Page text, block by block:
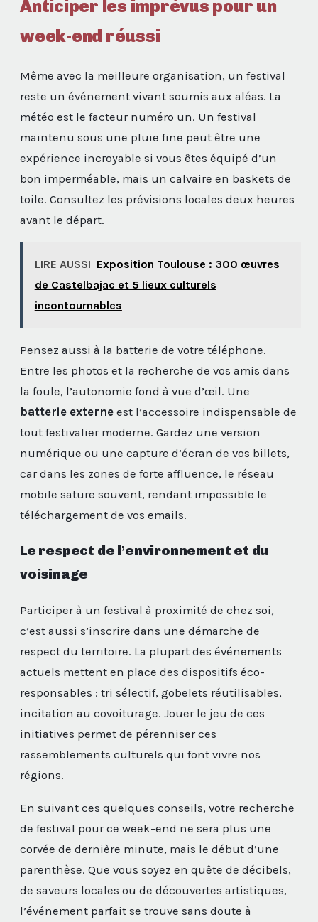
Anticiper les imprévus pour un
week-end réussi
Même avec la meilleure organisation, un festival
reste un événement vivant soumis aux aléas. La
météo est le facteur numéro un. Un festival
maintenu sous une pluie fine peut être une
expérience incroyable si vous êtes équipé d’un
bon imperméable, mais un calvaire en baskets de
toile. Consultez les prévisions locales deux heures
avant le départ.
LIRE AUSSI Exposition Toulouse : 300 œuvres
de Castelbajac et 5 lieux culturels
incontournables
Pensez aussi à la batterie de votre téléphone.
Entre les photos et la recherche de vos amis dans
la foule, l’autonomie fond à vue d’œil. Une
batterie externe est l’accessoire indispensable de
tout festivalier moderne. Gardez une version
numérique ou une capture d’écran de vos billets,
car dans les zones de forte affluence, le réseau
mobile sature souvent, rendant impossible le
téléchargement de vos emails.
Le respect de l’environnement et du
voisinage
Participer à un festival à proximité de chez soi,
c’est aussi s’inscrire dans une démarche de
respect du territoire. La plupart des événements
actuels mettent en place des dispositifs éco-
responsables : tri sélectif, gobelets réutilisables,
incitation au covoiturage. Jouer le jeu de ces
initiatives permet de pérenniser ces
rassemblements culturels qui font vivre nos
régions.
En suivant ces quelques conseils, votre recherche
de festival pour ce week-end ne sera plus une
corvée de dernière minute, mais le début d’une
parenthèse. Que vous soyez en quête de décibels,
de saveurs locales ou de découvertes artistiques,
l’événement parfait se trouve sans doute à